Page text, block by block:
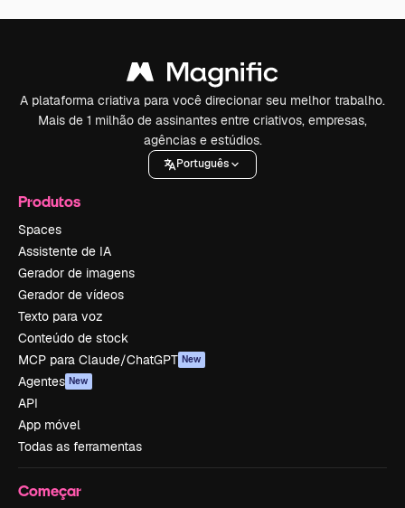
A plataforma criativa para você direcionar seu melhor trabalho.
Mais de 1 milhão de assinantes entre criativos, empresas,
agências e estúdios.
Português
Produtos
Spaces
Assistente de IA
Gerador de imagens
Gerador de vídeos
Texto para voz
Conteúdo de stock
MCP para Claude/ChatGPT New
Agentes New
API
App móvel
Todas as ferramentas
Começar